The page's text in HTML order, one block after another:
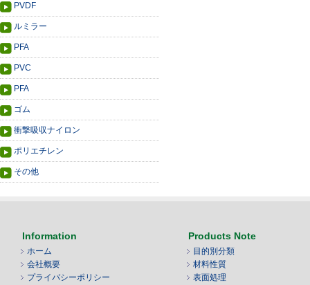
PVDF
ルミラー
PFA
PVC
PFA
ゴム
衝撃吸収ナイロン
ポリエチレン
その他
Information
ホーム
会社概要
プライバシーポリシー
Products Note
目的別分類
材料性質
表面処理